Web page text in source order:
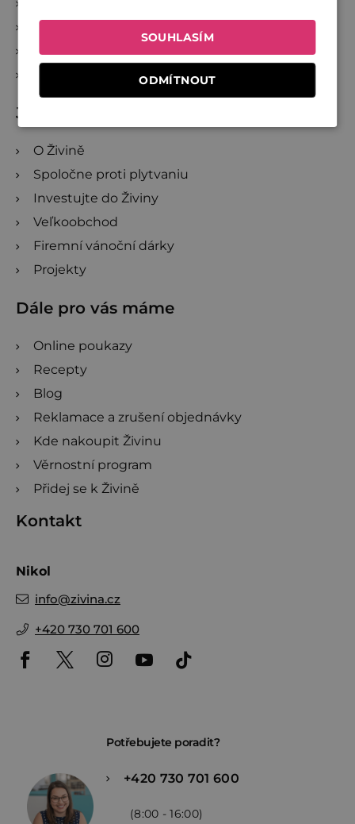
Doprava a platba
Věrnostní program
Jsme Živina
O Živině
Spoločne proti plytvaniu
Investujte do Živiny
Veľkoobchod
Firemní vánoční dárky
Projekty
Dále pro vás máme
Online poukazy
Recepty
Blog
Reklamace a zrušení objednávky
Kde nakoupit Živinu
Věrnostní program
Přidej se k Živině
Kontakt
Nikol
info@zivina.cz
+420 730 701 600
Potřebujete poradit?
+420 730 701 600
(8:00 - 16:00)
SOUHLASÍM
ODMÍTNOUT